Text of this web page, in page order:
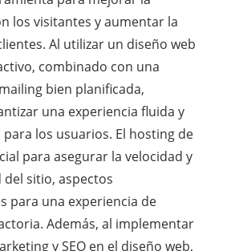
los visitantes y aumentar la
Al utilizar un diseño web
combinado con una
bien planificada,
una experiencia fluida y
los usuarios. El hosting de
para asegurar la velocidad y
sitio, aspectos
para una experiencia de
Además, al implementar
y SEO en el diseño web,